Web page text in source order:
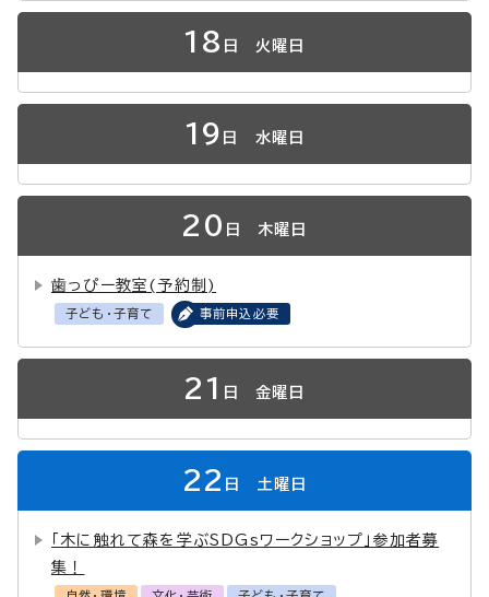
18 日 火曜日
19 日 水曜日
20 日 木曜日
歯っぴー教室(予約制)
子ども・子育て 事前申込必要
21 日 金曜日
22 日 土曜日
「木に触れて森を学ぶSDGsワークショップ」参加者募
集！